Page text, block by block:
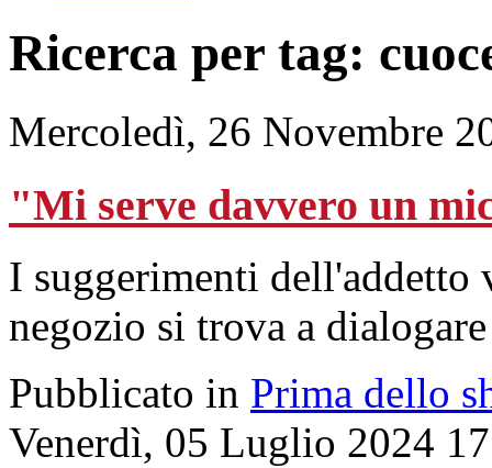
Ricerca per tag:
Mercoledì, 26 Novembre
"Mi serve davvero un
I suggerimenti dell'addetto
negozio si trova a
Pubblicato in Prima dello
Venerdì, 05 Luglio 2024